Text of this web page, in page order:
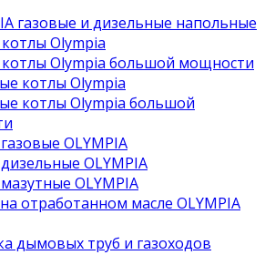
газовые и дизельные напольные
Olympia
Olympia большой мощности
котлы Olympia
котлы Olympia большой
OLYMPIA
OLYMPIA
OLYMPIA
отработанном масле OLYMPIA
дымовых труб и газоходов